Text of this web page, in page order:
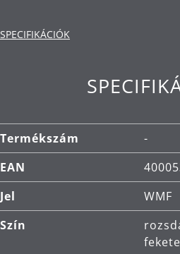
korrózióval és savakkal
minőségű pakka fából és
Ergonómiailag kialakított
kényelmes használat
Az ebben a sorozatban
köszörűvel kell élezni.
Kés tisztítása: kézi
SPECIFIKÁCIÓK
Termékszám
-
EAN
Jel
WMF
Szín
fekete